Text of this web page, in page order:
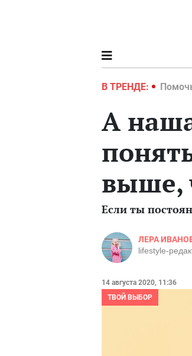
В ТРЕНДЕ:
Война в Украине 2022
А
выше,
Если ты
ЛЕРА
lifestyle-
14 августа 2020, 11:36
ТВОЙ ВЫБОР